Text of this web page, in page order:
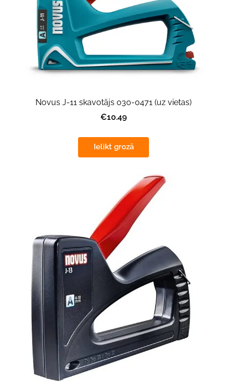
Novus J-11 skavotājs 030-0471 (uz vietas)
€10.49
Ielikt grozā